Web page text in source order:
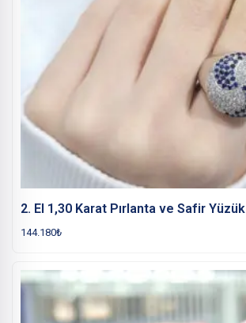
2. El 1,30 Karat Pırlanta ve Safir Yüzük
144.180₺